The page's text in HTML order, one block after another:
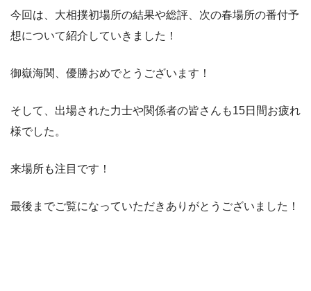
今回は、大相撲初場所の結果や総評、次の春場所の番付予
想について紹介していきました！
御嶽海関、優勝おめでとうございます！
そして、出場された力士や関係者の皆さんも15日間お疲れ
様でした。
来場所も注目です！
最後までご覧になっていただきありがとうございました！